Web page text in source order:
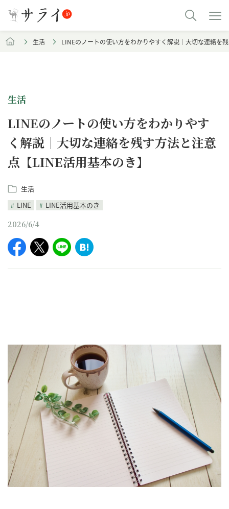
生活 LINEのノートの使い方をわかりやすく解説｜大切な連絡を
生活
LINEのノートの使い方をわかりやす
く解説｜大切な連絡を残す方法と注意
点【LINE活用基本のき】
生活
LINE
LINE活用基本のき
2026/6/4